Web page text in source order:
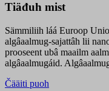
Tiäđuh mist
Sämmiliih láá Euroop
algâaalmug-sajattâh lii
prooseent ubâ maailm
algâaalmugáid.
Čääiti puoh